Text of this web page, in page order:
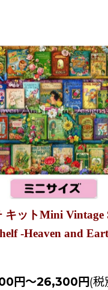
キットMini Vintage
-Heaven and
円～26,300 円(税